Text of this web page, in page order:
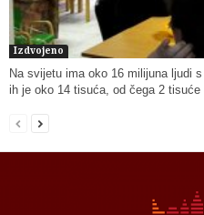
Izdvojeno
Na svijetu ima oko 16 milijuna ljudi
ih je oko 14 tisuća, od čega 2 tisuće